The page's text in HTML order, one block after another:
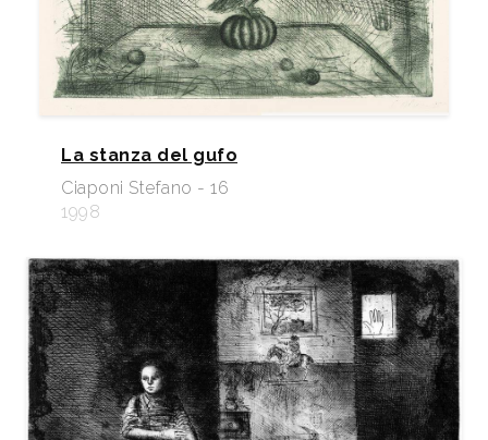
La stanza del gufo
Ciaponi Stefano - 16
1998